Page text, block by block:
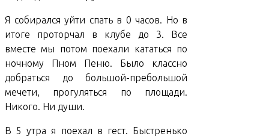
Я собирался уйти спать в 0 часов. Но в
итоге проторчал в клубе до 3. Все
вместе мы потом поехали кататься по
ночному Пном Пеню. Было классно
добраться до большой-пребольшой
мечети, прогуляться по площади.
Никого. Ни души.
В 5 утра я поехал в гест. Быстренько